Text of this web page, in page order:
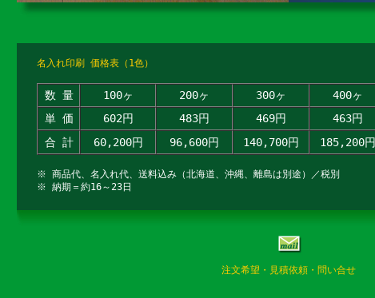
名入れ印刷 価格表（1色）
数 量 100ヶ 200ヶ 300ヶ 400ヶ
単 価
602円 483円 469円 463円
合 計
60,200円 96,600円 140,700円 185,200円
※ 商品代、名入れ代、送料込み（北海道、沖縄、離島は別途）／税別
※ 納期＝約16～23日
注文希望・見積依頼・問い合せ